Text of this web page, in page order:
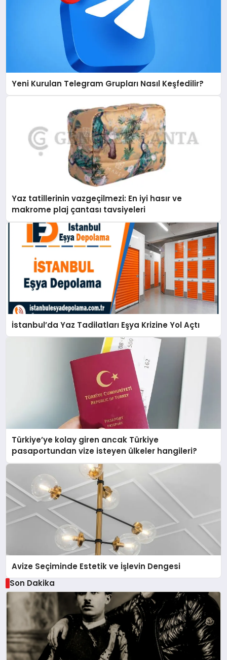
Yeni Kurulan Telegram Grupları Nasıl Keşfedilir?
Yaz tatillerinin vazgeçilmezi: En iyi hasır ve
makrome plaj çantası tavsiyeleri
İstanbul’da Yaz Tadilatları Eşya Krizine Yol Açtı
Türkiye’ye kolay giren ancak Türkiye
pasaportundan vize isteyen ülkeler hangileri?
Avize Seçiminde Estetik ve İşlevin Dengesi
Son Dakika